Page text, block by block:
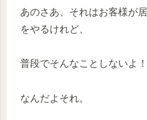
あのさあ、それはお客様が
をやるけれど、
普段でそんなことしないよ！
なんだよそれ。